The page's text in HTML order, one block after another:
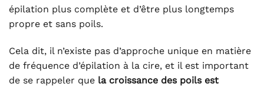
épilation plus complète et d’être plus longtemps
propre et sans poils.
Cela dit, il n’existe pas d’approche unique en matière
de fréquence d’épilation à la cire, et il est important
de se rappeler que la croissance des poils est